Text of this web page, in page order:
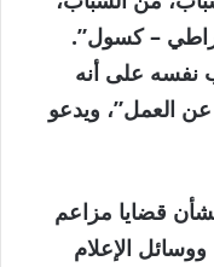
– كسول”.
نفسه على أنه
عن العمل”، ويدعو
قضايا مزاعم
الإعلام